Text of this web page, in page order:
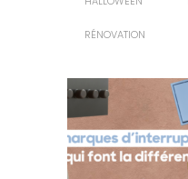
RÉNOVATION